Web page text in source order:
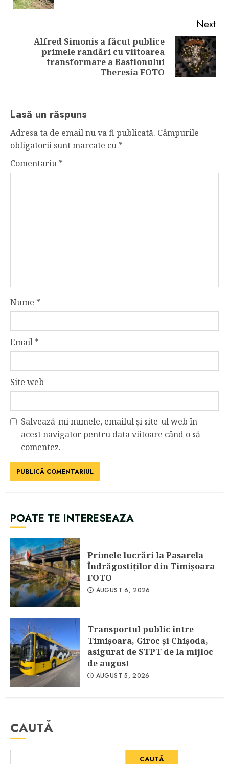
Next
Alfred Simonis a făcut publice
primele randări cu viitoarea
transformare a Bastionului
Theresia FOTO
Lasă un răspuns
Adresa ta de email nu va fi publicată. Câmpurile
obligatorii sunt marcate cu *
Comentariu *
Nume *
Email *
Site web
Salvează-mi numele, emailul și site-ul web în
acest navigator pentru data viitoare când o să
comentez.
POATE TE INTERESEAZA
Primele lucrări la Pasarela
Îndrăgostiţilor din Timişoara
FOTO
AUGUST 6, 2026
Transportul public între
Timişoara, Giroc şi Chişoda,
asigurat de STPT de la mijloc
de august
AUGUST 5, 2026
CAUTĂ
CAUTĂ